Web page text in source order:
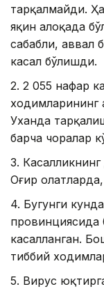
тарқалмайди.
яқин алоқада
сабабли, аввал
касал бўлишди.
2. 2 055 нафар
ходимларининг
Уханда
барча чоралар
3.
Оғир
4. Бугунги
касалланган.
тиббий
5. Вирус